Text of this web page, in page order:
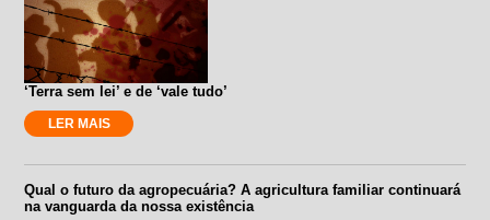
‘Terra sem lei’ e de ‘vale tudo’
LER MAIS
Qual o futuro da agropecuária? A agricultura familiar continuará
na vanguarda da nossa existência